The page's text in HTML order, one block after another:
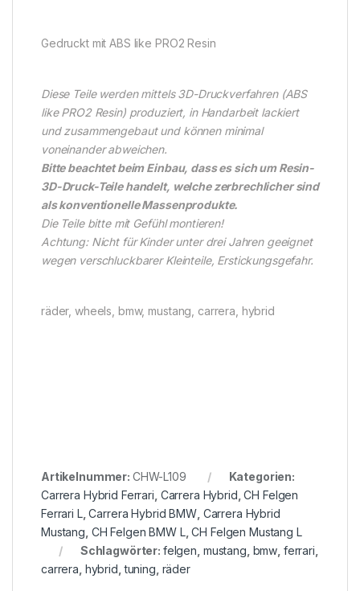
Gedruckt mit ABS like PRO2 Resin
Diese Teile werden mittels 3D-Druckverfahren (ABS
like PRO2 Resin) produziert, in Handarbeit lackiert
und zusammengebaut und können minimal
voneinander abweichen.
Bitte beachtet beim Einbau, dass es sich um Resin-
3D-Druck-Teile handelt, welche zerbrechlicher sind
als konventionelle Massenprodukte.
Die Teile bitte mit Gefühl montieren!
Achtung: Nicht für Kinder unter drei Jahren geeignet
wegen verschluckbarer Kleinteile, Erstickungsgefahr.
räder, wheels, bmw, mustang, carrera, hybrid
Artikelnummer: CHW-L109
Kategorien:
Carrera Hybrid Ferrari Carrera Hybrid ,CH Felgen
Ferrari L,Carrera Hybrid BMW, Carrera Hybrid
Mustang CH Felgen BMW L,CH Felgen Mustang L
Schlagwörter: felgen mustang bmw ferrari
carrera hybrid ,tuning räder